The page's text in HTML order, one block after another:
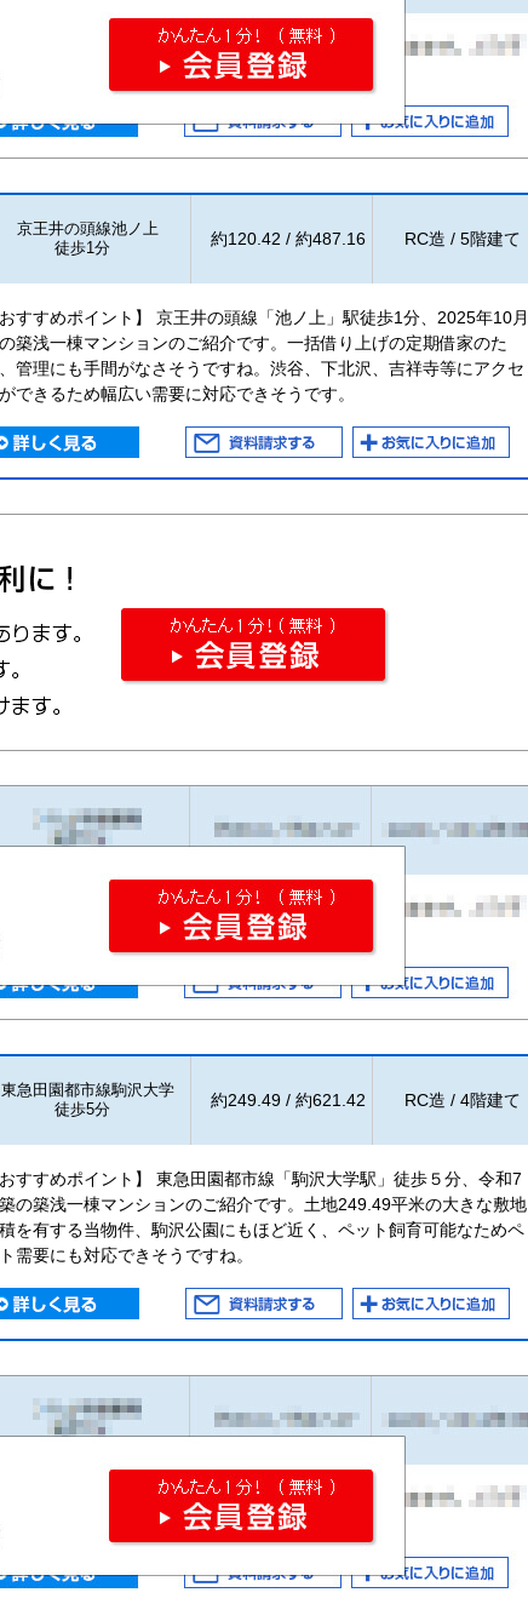
京王井の頭線池ノ上
徒歩1分
約120.42 / 約487.16 RC造 / 5階建て
おすすめポイント】 京王井の頭線「池ノ上」駅徒歩1分、2025年10月
築浅一棟マンションのご紹介です。一括借り上げの定期借家のた
管理にも手間がなさそうですね。渋谷、下北沢、吉祥寺等にアクセ
できるため幅広い需要に対応できそうです。
東急田園都市線駒沢大学
徒歩5分
約249.49 / 約621.42 RC造 / 4階建て
おすすめポイント】 東急田園都市線「駒沢大学駅」徒歩５分、令和7
の築浅一棟マンションのご紹介です。土地249.49平米の大きな敷地
を有する当物件、駒沢公園にもほど近く、ペット飼育可能なためペ
需要にも対応できそうですね。